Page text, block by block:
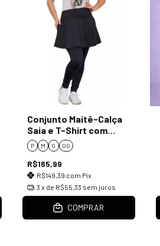
Conjunto Maitê-Calça
Saia e T-Shirt com
estampa
P M G GG
R$165,99
R$149,39 com Pix
3 x de R$55,33 sem juros
COMPRAR